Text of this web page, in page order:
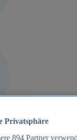
Privatsphäre
894 Partner